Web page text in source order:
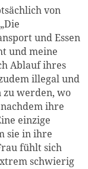
von
und Essen
und meine
Ablauf ihres
illegal und
zu werden, wo
ihre
einzige
sie in ihre
fühlt sich
schwierig